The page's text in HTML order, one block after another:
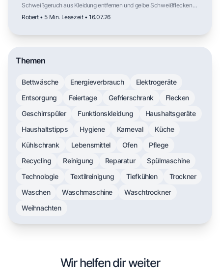
Schweißgeruch aus Kleidung entfernen und gelbe Schweißflecken
lösen: Ursachen verstehen, mit Hausmitteln vorbehandeln und mit
dem richtigen Waschprogramm dauerhaft frische Kleidung erreichen.
Robert • 5 Min. Lesezeit • 16.07.26
Themen
Bettwäsche Energieverbrauch
Elektrogeräte
Entsorgung
Feiertage Gefrierschrank
Flecken
Geschirrspüler
Funktionskleidung
Haushaltsgeräte
Haushaltstipps
Hygiene Karneval
Küche
Kühlschrank
Lebensmittel Ofen
Pflege
Recycling
Reinigung Reparatur
Spülmaschine
Technologie
Textilreinigung Tiefkühlen
Trockner
Waschen
Waschmaschine
Waschtrockner
Weihnachten
Wir helfen dir weiter